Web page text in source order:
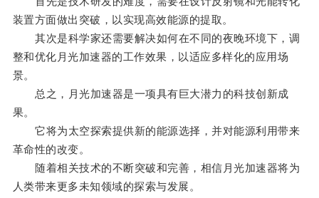
装置方面做出突破，以实现高效能源的提取。
其次是科学家还需要解决如何在不同的夜晚环境下，调
整和优化月光加速器的工作效果，以适应多样化的应用场
景。
总之，月光加速器是一项具有巨大潜力的科技创新成
果。
它将为太空探索提供新的能源选择，并对能源利用带来
革命性的改变。
随着相关技术的不断突破和完善，相信月光加速器将为
人类带来更多未知领域的探索与发展。